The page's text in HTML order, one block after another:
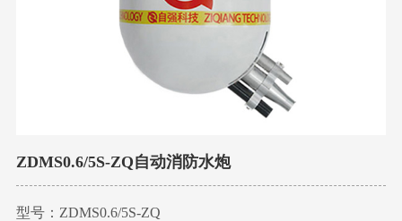
ZDMS0.6/5S-ZQ自动消防水炮
型号：ZDMS0.6/5S-ZQ